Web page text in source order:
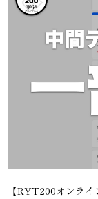
【RYT200オンラ